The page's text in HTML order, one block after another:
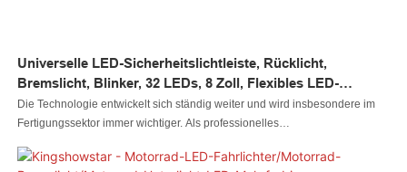
Universelle LED-Sicherheitslichtleiste, Rücklicht,
Bremslicht, Blinker, 32 LEDs, 8 Zoll, Flexibles LED-
Lichtleisten-Beleuchtungssystem Für Motorräder
Die Technologie entwickelt sich ständig weiter und wird insbesondere im
Fertigungssektor immer wichtiger. Als professionelles
verbessert und modernisiert, um sicherzustellen, dass die Leistung des